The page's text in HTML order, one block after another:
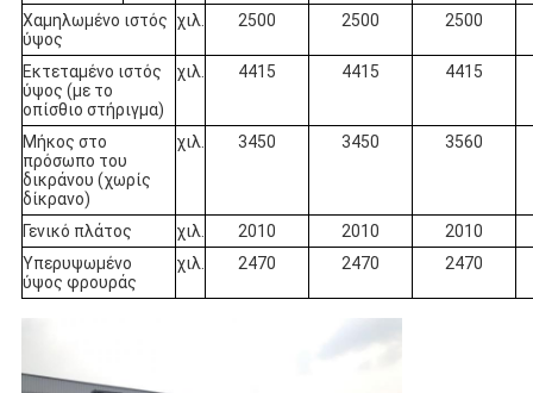
Χαμηλωμένο ιστός
ύψος
χιλ. 2500 2500 2500
Εκτεταμένο ιστός
ύψος (με το
οπίσθιο στήριγμα)
χιλ. 4415 4415 4415
Μήκος στο
πρόσωπο του
δικράνου (χωρίς
δίκρανο)
χιλ. 3450 3450 3560
Γενικό πλάτος χιλ. 2010 2010
2010
Υπερυψωμένο
ύψος φρουράς
χιλ. 2470 2470 2470